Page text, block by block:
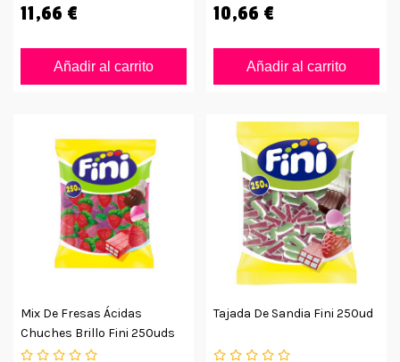
11,66 €
Añadir al carrito
10,66 €
Añadir al carrito
Mix De Fresas Ácidas
Chuches Brillo Fini 250uds
Tajada De Sandia Fini 250ud